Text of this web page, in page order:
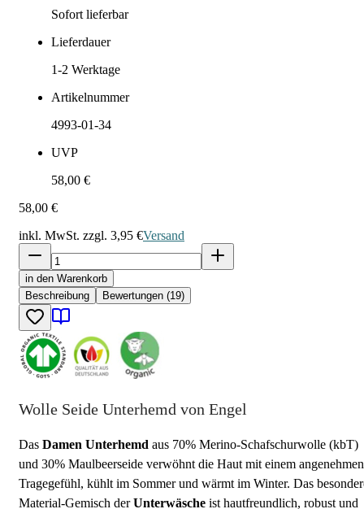
Sofort lieferbar
Lieferdauer
1-2 Werktage
Artikelnummer
4993-01-34
UVP
58,00 €
58,00 €
inkl. MwSt. zzgl. 3,95 €Versand
in den Warenkorb
Beschreibung
Bewertungen (19)
Wolle Seide Unterhemd von Engel
Das Damen Unterhemd aus 70% Merino-Schafschurwolle (kbT)
und 30% Maulbeerseide verwöhnt die Haut mit einem angenehmen
Tragegefühl, kühlt im Sommer und wärmt im Winter. Das
Material-Gemisch derUnterwäsche ist hautfreundlich, robust und